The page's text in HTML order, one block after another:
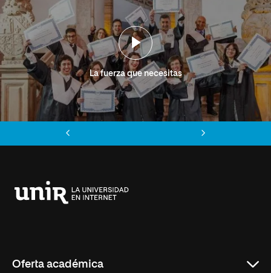
La fuerza que necesitas
Oferta académica